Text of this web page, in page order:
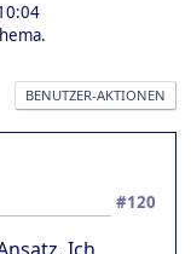
BENUTZER-AKTIONEN
#120